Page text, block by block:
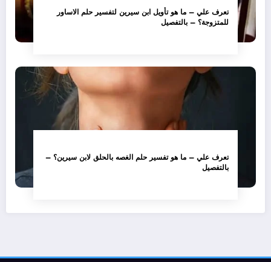
تعرف علي – ما هو تأويل ابن سيرين لتفسير حلم الاساور
للمتزوجة؟ – بالتفصيل
تعرف علي – ما هو تفسير حلم الغصه بالحلق لابن سيرين؟ –
بالتفصيل